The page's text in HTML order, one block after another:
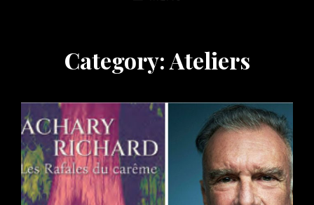
Category:Ateliers